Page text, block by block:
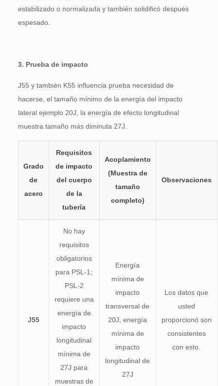
estabilizado o normalizada y también solidificó después
espesado.
3. Prueba de impacto
J55 y también K55 influencia prueba necesidad de
hacerse, el tamaño mínimo de la energía del impacto
lateral ejemplo 20J, la energía de efecto longitudinal
muestra tamaño más diminuta 27J.
Grado
de
acero
Requisitos
de impacto
del cuerpo
de la
tubería
Acoplamiento
(Muestra de
tamaño
completo)
Observaciones
J55
No hay
requisitos
obligatorios
para PSL-1;
PSL-2
requiere una
energía de
impacto
longitudinal
mínima de
27J para
muestras de
Energía
mínima de
impacto
transversal de
20J, energía
mínima de
impacto
longitudinal de
27J
Los datos que
usted
proporcionó son
consistentes
con esto.